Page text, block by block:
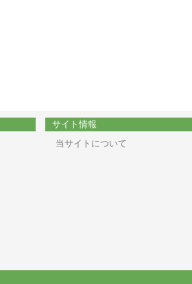
サイト情報
当サイトについて